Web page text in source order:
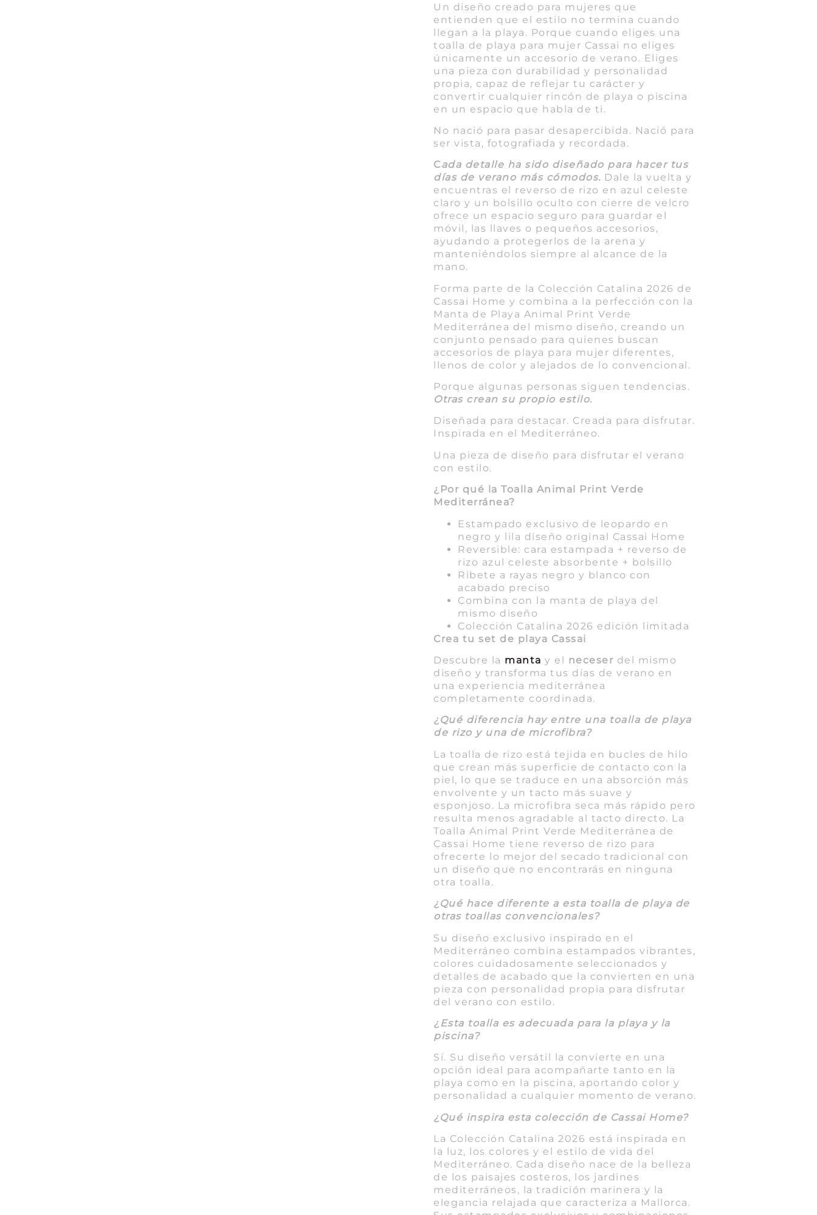
Un diseño creado para mujeres que
entienden que el estilo no termina cuando
llegan a la playa. Porque cuando eliges una
toalla de playa para mujer Cassai no eliges
únicamente un accesorio de verano. Eliges
una pieza con durabilidad y personalidad
propia, capaz de reflejar tu carácter y
convertir cualquier rincón de playa o piscina
en un espacio que habla de ti.
No nació para pasar desapercibida. Nació para
ser vista, fotografiada y recordada.
Cada detalle ha sido diseñado para hacer tus
días de verano más cómodos. Dale la vuelta y
encuentras el reverso de rizo en azul celeste
claro y un bolsillo oculto con cierre de velcro
ofrece un espacio seguro para guardar el
móvil, las llaves o pequeños accesorios,
ayudando a protegerlos de la arena y
manteniéndolos siempre al alcance de la
mano.
Forma parte de la Colección Catalina 2026 de
Cassai Home y combina a la perfección con la
Manta de Playa Animal Print Verde
Mediterránea del mismo diseño, creando un
conjunto pensado para quienes buscan
accesorios de playa para mujer diferentes,
llenos de color y alejados de lo convencional.
Porque algunas personas siguen tendencias.
Otras crean su propio estilo.
Diseñada para destacar. Creada para disfrutar.
Inspirada en el Mediterráneo.
Una pieza de diseño para disfrutar el verano
con estilo.
¿Por qué la Toalla Animal Print Verde
Mediterránea?
Estampado exclusivo de leopardo en
negro y lila diseño original Cassai Home
Reversible: cara estampada + reverso de
rizo azul celeste absorbente + bolsillo
Ribete a rayas negro y blanco con
acabado preciso
Combina con la manta de playa del
mismo diseño
Colección Catalina 2026 edición limitada
Crea tu set de playa Cassai
Descubre la manta y el neceser del mismo
diseño y transforma tus días de verano en
una experiencia mediterránea
completamente coordinada.
¿Qué diferencia hay entre una toalla de playa
de rizo y una de microfibra?
La toalla de rizo está tejida en bucles de hilo
que crean más superficie de contacto con la
piel, lo que se traduce en una absorción más
envolvente y un tacto más suave y
esponjoso. La microfibra seca más rápido pero
resulta menos agradable al tacto directo. La
Toalla Animal Print Verde Mediterránea de
Cassai Home tiene reverso de rizo para
ofrecerte lo mejor del secado tradicional con
un diseño que no encontrarás en ninguna
otra toalla.
¿Qué hace diferente a esta toalla de playa de
otras toallas convencionales?
Su diseño exclusivo inspirado en el
Mediterráneo combina estampados vibrantes,
colores cuidadosamente seleccionados y
detalles de acabado que la convierten en una
pieza con personalidad propia para disfrutar
del verano con estilo.
¿Esta toalla es adecuada para la playa y la
piscina?
Sí. Su diseño versátil la convierte en una
opción ideal para acompañarte tanto en la
playa como en la piscina, aportando color y
personalidad a cualquier momento de verano.
¿Qué inspira esta colección de Cassai Home?
La Colección Catalina 2026 está inspirada en
la luz, los colores y el estilo de vida del
Mediterráneo. Cada diseño nace de la belleza
de los paisajes costeros, los jardines
mediterráneos, la tradición marinera y la
elegancia relajada que caracteriza a Mallorca.